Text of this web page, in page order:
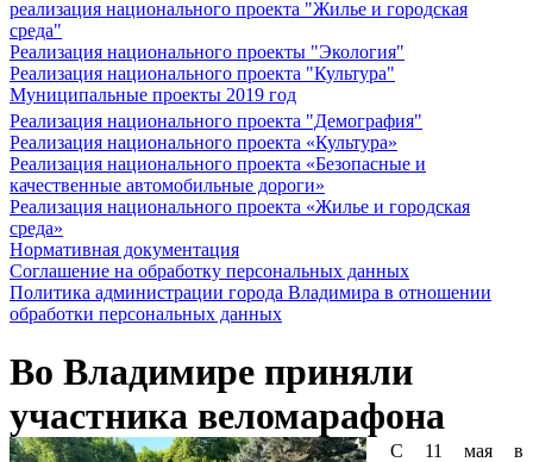
реализация национального проекта "Жилье и городская
среда"
Реализация национального проекты "Экология"
Реализация национального проекта "Культура"
Муниципальные проекты 2019 год
Реализация национального проекта "Демография"
Реализация национального проекта «Культура»
Реализация национального проекта «Безопасные и
качественные автомобильные дороги»
Реализация национального проекта «Жилье и городская
среда»
Нормативная документация
Соглашение на обработку персональных данных
Политика администрации города Владимира в отношении
обработки персональных данных
Во Владимире приняли
участника веломарафона
С 11 мая в